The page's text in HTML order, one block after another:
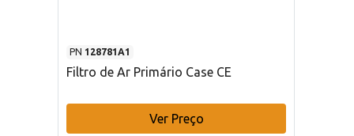
PN 128781A1
Filtro de Ar Primário Case CE
Ver Preço